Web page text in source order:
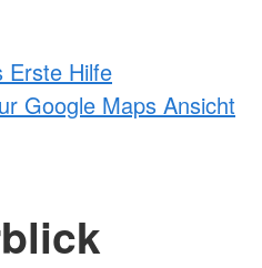
Erste Hilfe
Google Maps Ansicht